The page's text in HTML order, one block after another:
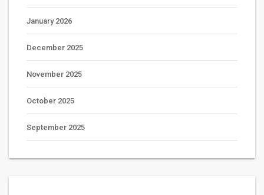
January 2026
December 2025
November 2025
October 2025
September 2025